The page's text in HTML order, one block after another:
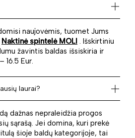
naujovėmis, tuomet Jums
Naktinė spintelė MOLI . Išskirtiniu
žavintis baldas išsiskiria ir
16.5 Eur.
laurai?
dažnas nepraleidžia progos
sąrašą. Jei domina, kuri prekė
šioje baldų kategorijoje, tai